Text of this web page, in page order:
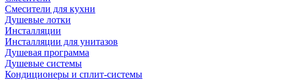
Смесители для кухни
Душевые лотки
Инсталляции
Инсталляции для унитазов
Душевая программа
Душевые системы
Кондиционеры и сплит-системы